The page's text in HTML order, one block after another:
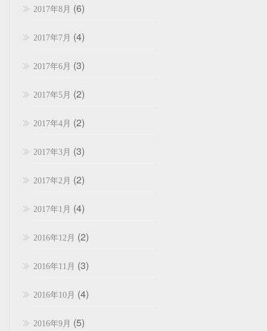
2017年8月 (6)
2017年7月 (4)
2017年6月 (3)
2017年5月 (2)
2017年4月 (2)
2017年3月 (3)
2017年2月 (2)
2017年1月 (4)
2016年12月 (2)
2016年11月 (3)
2016年10月 (4)
2016年9月 (5)